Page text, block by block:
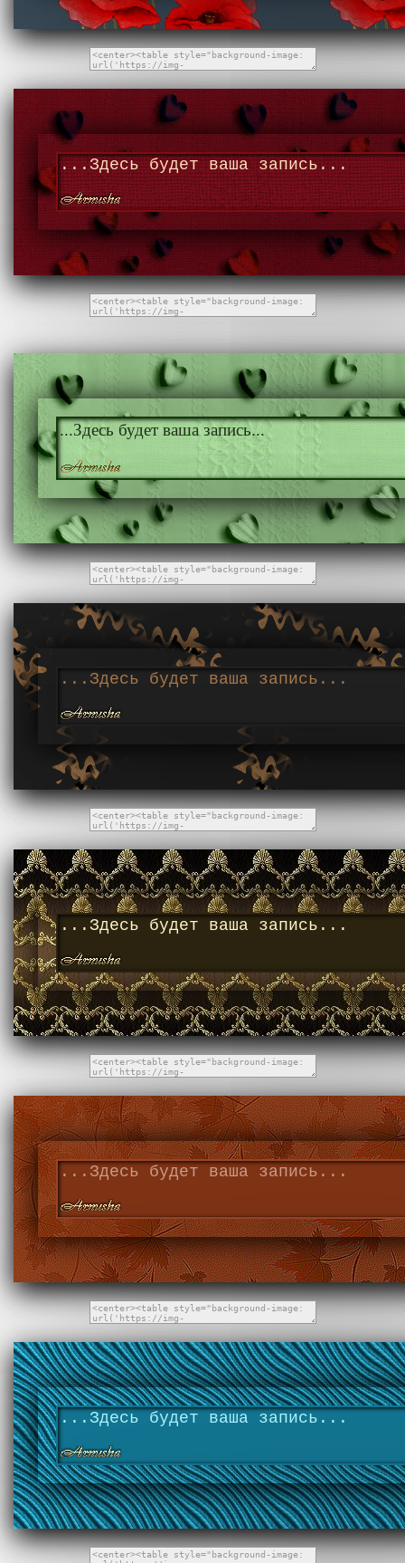
...Здесь будет ваша запись...
...Здесь будет ваша запись...
...Здесь будет ваша запись...
...Здесь будет ваша запись...
...Здесь будет ваша запись...
...Здесь будет ваша запись...